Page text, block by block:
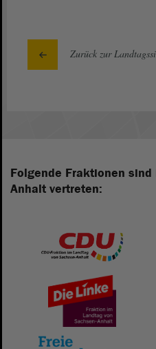
Zurück zur
Folgende Fraktionen
Anhalt vertreten: